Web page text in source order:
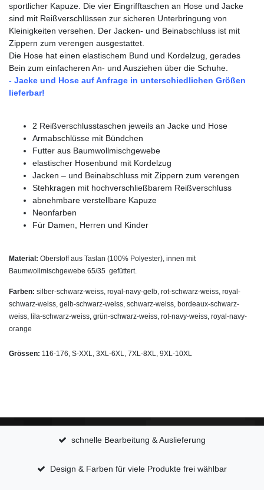
sportlicher Kapuze. Die vier Eingrifftaschen an Hose und Jacke
sind mit Reißverschlüssen zur sicheren Unterbringung von
Kleinigkeiten versehen. Der Jacken- und Beinabschluss ist mit
Zippern zum verengen ausgestattet.
Die Hose hat einen elastischem Bund und Kordelzug, gerades
Bein zum einfacheren An- und Ausziehen über die Schuhe.
- Jacke und Hose auf Anfrage in unterschiedlichen Größen
lieferbar!
2 Reißverschlusstaschen jeweils an Jacke und Hose
Armabschlüsse mit Bündchen
Futter aus Baumwollmischgewebe
elastischer Hosenbund mit Kordelzug
Jacken – und Beinabschluss mit Zippern zum verengen
Stehkragen mit hochverschließbarem Reißverschluss
abnehmbare verstellbare Kapuze
Neonfarben
Für Damen, Herren und Kinder
Material: Oberstoff aus Taslan (100% Polyester), innen mit
Baumwollmischgewebe 65/35 gefüttert.
Farben: silber-schwarz-weiss, royal-navy-gelb, rot-schwarz-weiss, royal-
schwarz-weiss, gelb-schwarz-weiss, schwarz-weiss, bordeaux-schwarz-
weiss, lila-schwarz-weiss, grün-schwarz-weiss, rot-navy-weiss, royal-navy-
orange
Grössen: 116-176, S-XXL, 3XL-6XL, 7XL-8XL, 9XL-10XL
schnelle Bearbeitung & Auslieferung
Design & Farben für viele Produkte frei wählbar